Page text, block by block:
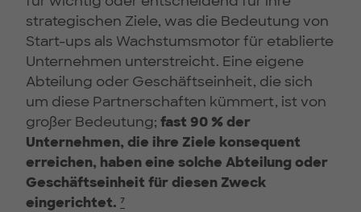
strategischen Ziele, was die Bedeutung von
Start-ups als Wachstumsmotor für etablierte
Unternehmen unterstreicht. Eine eigene
Abteilung oder Geschäftseinheit, die sich
um diese Partnerschaften kümmert, ist von
großer Bedeutung; fast 90 % der
Unternehmen, die ihre Ziele konsequent
erreichen, haben eine solche Abteilung oder
Geschäftseinheit für diesen Zweck
eingerichtet. ⁷